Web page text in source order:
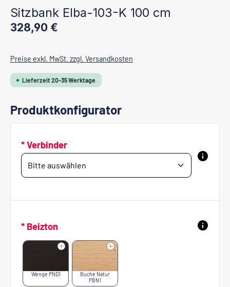
Sitzbank Elba-103-K 100 cm
Regulärer Preis:
328,90 €
Preise exkl. MwSt. zzgl. Versandkosten
Lieferzeit 20-35 Werktage
Produktkonfigurator
* Verbinder
* Beizton
Wenge PND1
Buche Natur
PBN1